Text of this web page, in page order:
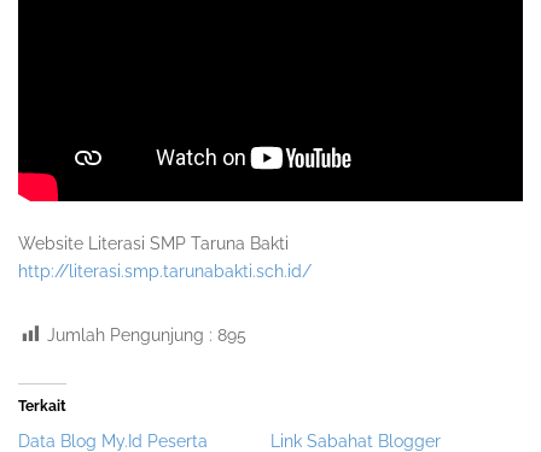
Website Literasi SMP Taruna Bakti
http://literasi.smp.tarunabakti.sch.id/
Jumlah Pengunjung : 895
Terkait
Data Blog My.Id Peserta
Link Sabahat Blogger